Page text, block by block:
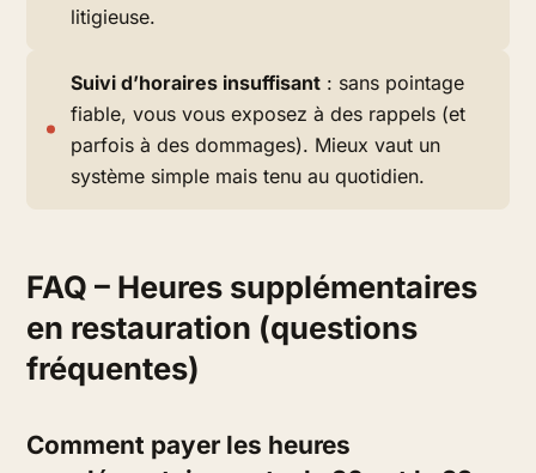
litigieuse.
Suivi d’horaires insuffisant : sans pointage
fiable, vous vous exposez à des rappels (et
parfois à des dommages). Mieux vaut un
système simple mais tenu au quotidien.
FAQ – Heures supplémentaires
en restauration (questions
fréquentes)
Comment payer les heures